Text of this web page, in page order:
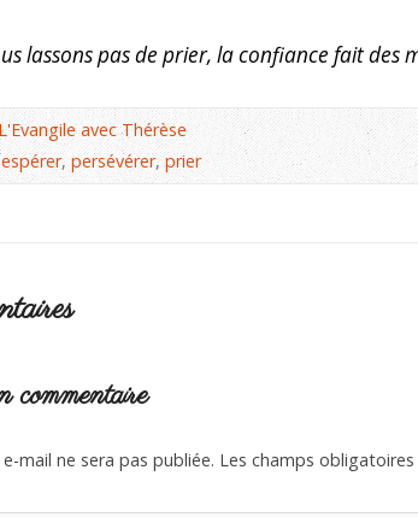
lassons pas de prier, la confiance fait des
L'Evangile avec Thérèse
espérer, persévérer,prier
mail ne sera pas publiée. Les champs